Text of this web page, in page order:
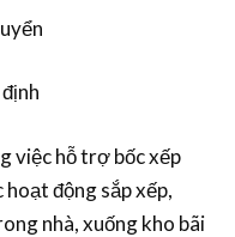
việc hỗ trợ bốc xếp
hoạt động sắp xếp,
nhà, xuống kho bãi